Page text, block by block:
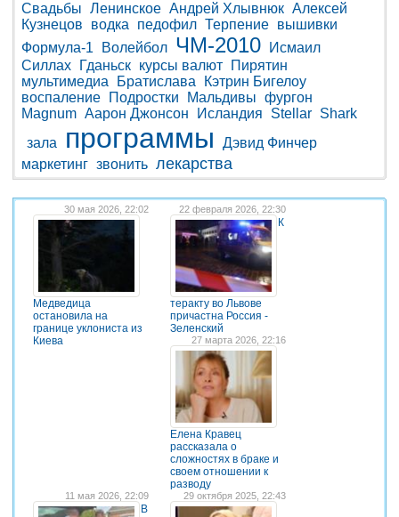
Свадьбы Ленинское Андрей Хлывнюк Алексей
Кузнецов
водка педофил Терпение вышивки
Формула-1
Волейбол ЧМ-2010
Исмаил
Силлах
Гданьск курсы валют
Пирятин
мультимедиа
Братислава
Кэтрин Бигелоу
воспаление
Подростки Мальдивы фургон
Magnum Аарон Джонсон Исландия Stellar Shark
зала
программы
Дэвид Финчер
маркетинг звонить лекарства
30 мая 2026, 22:02
Медведица
остановила на
границе уклониста из
Киева
22 февраля 2026, 22:30
К
теракту во Львове
причастна Россия -
Зеленский
27 марта 2026, 22:16
Елена Кравец
рассказала о
сложностях в браке и
своем отношении к
разводу
11 мая 2026, 22:09
В
29 октября 2025, 22:43